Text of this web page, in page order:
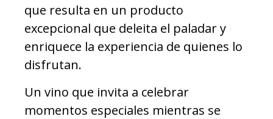
que resulta en un producto
excepcional que deleita el paladar y
enriquece la experiencia de quienes lo
disfrutan.
Un vino que invita a celebrar
momentos especiales mientras se